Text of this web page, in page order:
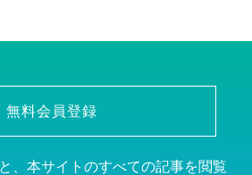
無料会員登録
、本サイトのすべての記事を閲覧